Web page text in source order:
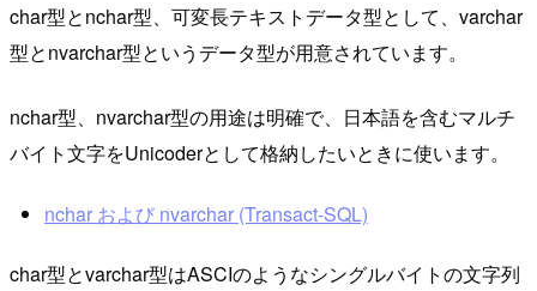
char型とnchar型、可変長テキストデータ型として、varchar
型とnvarchar型というデータ型が用意されています。
nchar型、nvarchar型の用途は明確で、日本語を含むマルチ
バイト文字をUnicoderとして格納したいときに使います。
nchar および nvarchar (Transact-SQL)
char型とvarchar型はASCIのようなシングルバイトの文字列